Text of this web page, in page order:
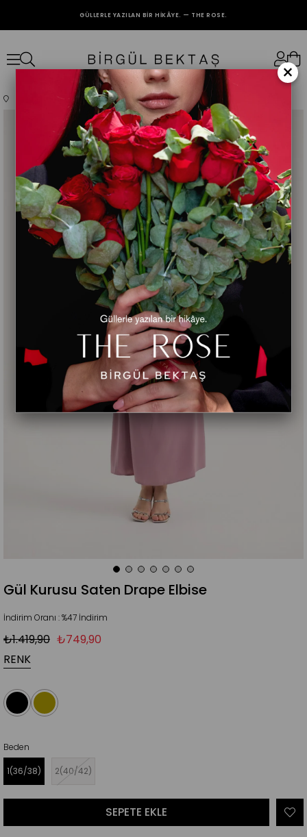
GÜLLERLE YAZILAN BIR HIKÂYE. — THE ROSE.
Giyim Üst Giyim Abiye Gül Kurusu Saten Drape Elbise
Gül Kurusu Saten Drape Elbise
İndirim Oranı :%47 İndirim
₺1.419,90 ₺749,90
RENK
Beden
1(36/38) 2(40/42)
×